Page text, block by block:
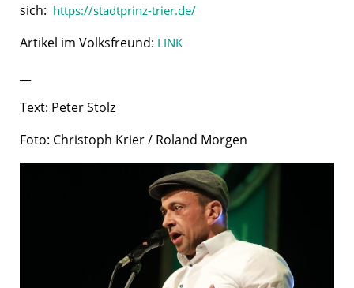
sich: https://stadtprinz-trier.de/
Artikel im Volksfreund: LINK
Text: Peter Stolz
Foto: Christoph Krier / Roland Morgen